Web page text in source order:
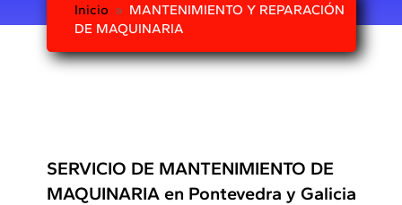
Inicio 9 MANTENIMIENTO Y REPARACIÓN
DE MAQUINARIA
SERVICIO DE MANTENIMIENTO DE
MAQUINARIA en Pontevedra y Galicia